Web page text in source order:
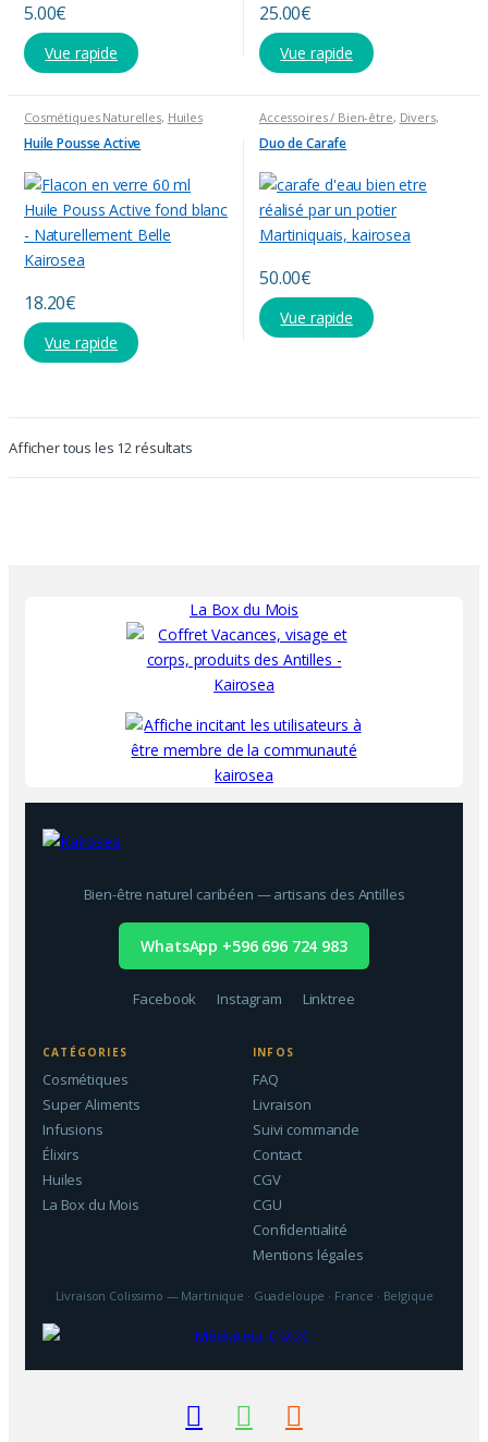
5.00€
Vue rapide
25.00€
Vue rapide
Cosmétiques Naturelles, Huiles
Diverses,Produits divers
Huile Pousse Active
18.20€
Vue rapide
Accessoires / Bien-être, Divers,
Produits divers
Duo de Carafe
50.00€
Vue rapide
Afficher tous les 12 résultats
La Box du Mois
Bien-être naturel caribéen — artisans des Antilles
WhatsApp +596 696 724 983
Facebook Instagram Linktree
CATÉGORIES
Cosmétiques
Super Aliments
Infusions
Élixirs
Huiles
La Box du Mois
INFOS
FAQ
Livraison
Suivi commande
Contact
CGV
CGU
Confidentialité
Mentions légales
Livraison Colissimo — Martinique · Guadeloupe · France · Belgique